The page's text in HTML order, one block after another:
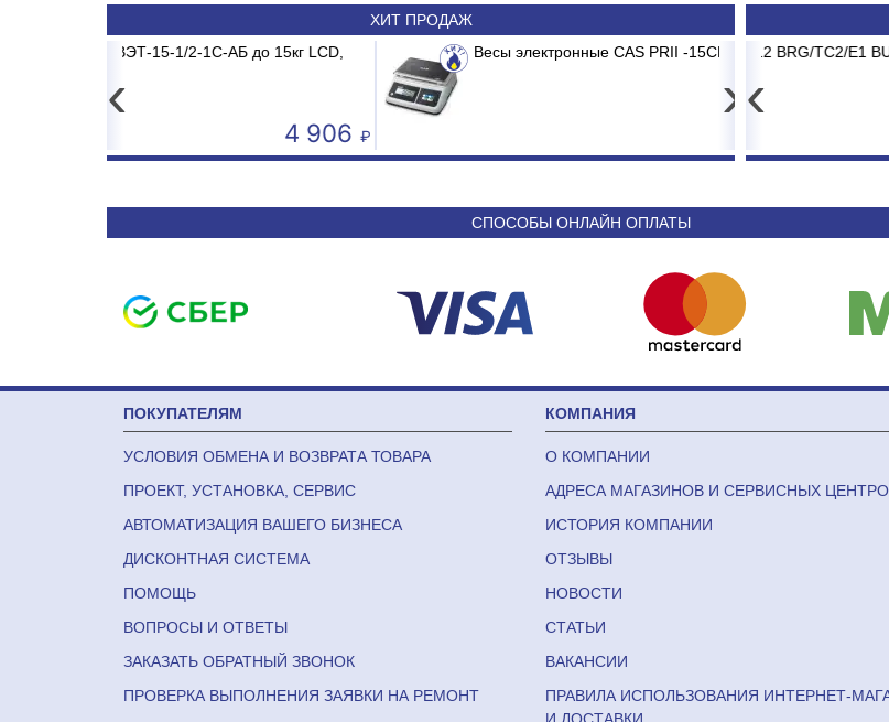
ХИТ ПРОДАЖ
1/2-1С-АБ до 15кг LCD,
Весы электронные CAS PRII -15CD до 15 кг 2/5г
‹ ›
MDR/MB2/E1 MADRID INVERTER
Сплит-система ABASK ABK-12 BRG/TC2/E1 BURGOS BLACK
‹
СПОСОБЫ ОНЛАЙН ОПЛАТЫ
ПОКУПАТЕЛЯМ
УСЛОВИЯ ОБМЕНА И ВОЗВРАТА ТОВАРА
ПРОЕКТ, УСТАНОВКА, СЕРВИС
АВТОМАТИЗАЦИЯ ВАШЕГО БИЗНЕСА
ДИСКОНТНАЯ СИСТЕМА
ПОМОЩЬ
ВОПРОСЫ И ОТВЕТЫ
ЗАКАЗАТЬ ОБРАТНЫЙ ЗВОНОК
ПРОВЕРКА ВЫПОЛНЕНИЯ ЗАЯВКИ НА РЕМОНТ
КОМПАНИЯ
О КОМПАНИИ
АДРЕСА МАГАЗИНОВ И СЕРВИСНЫХ
ИСТОРИЯ КОМПАНИИ
ОТЗЫВЫ
НОВОСТИ
СТАТЬИ
ВАКАНСИИ
ПРАВИЛА ИСПОЛЬЗОВАНИЯ ИНТЕРНЕТ-